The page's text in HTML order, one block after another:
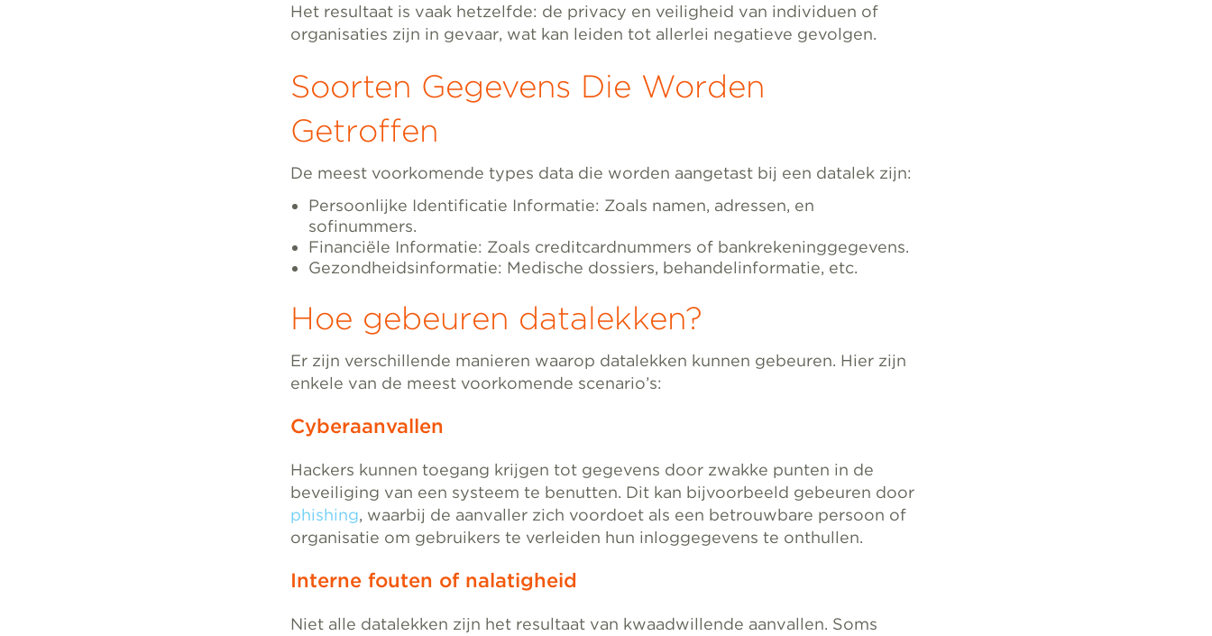
Het resultaat is vaak hetzelfde: de privacy en veiligheid van individuen of
organisaties zijn in gevaar, wat kan leiden tot allerlei negatieve gevolgen.
Soorten Gegevens Die Worden
Getroffen
De meest voorkomende types data die worden aangetast bij een datalek zijn:
Persoonlijke Identificatie Informatie: Zoals namen, adressen, en
sofinummers.
Financiële Informatie: Zoals creditcardnummers of bankrekeninggegevens.
Gezondheidsinformatie: Medische dossiers, behandelinformatie, etc.
Hoe gebeuren datalekken?
Er zijn verschillende manieren waarop datalekken kunnen gebeuren. Hier zijn
enkele van de meest voorkomende scenario’s:
Cyberaanvallen
Hackers kunnen toegang krijgen tot gegevens door zwakke punten in de
beveiliging van een systeem te benutten. Dit kan bijvoorbeeld gebeuren door
phishing, waarbij de aanvaller zich voordoet als een betrouwbare persoon of
organisatie om gebruikers te verleiden hun inloggegevens te onthullen.
Interne fouten of nalatigheid
Niet alle datalekken zijn het resultaat van kwaadwillende aanvallen. Soms